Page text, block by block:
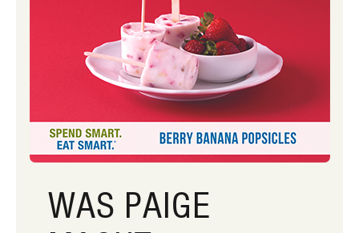
WAS PAIGE